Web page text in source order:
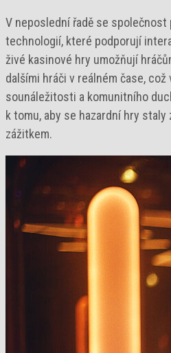
V neposlední řadě se
technologií, které podporují
živé kasinové hry umožňují
dalšími hráči v reálném čase,
sounáležitosti a komunitního
k tomu, aby se hazardní hry staly
zážitkem.